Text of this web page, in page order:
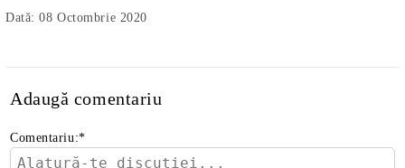
Dată: 08 Octombrie 2020
Adaugă comentariu
Comentariu:*